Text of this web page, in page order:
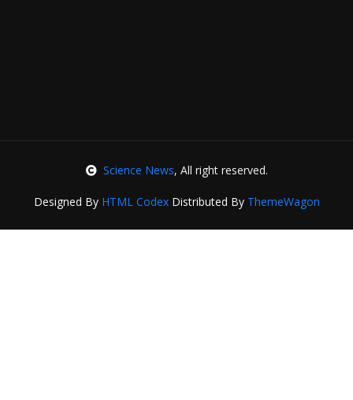
Science News, All right reserved.
Designed By HTML CodexDistributed By ThemeWagon